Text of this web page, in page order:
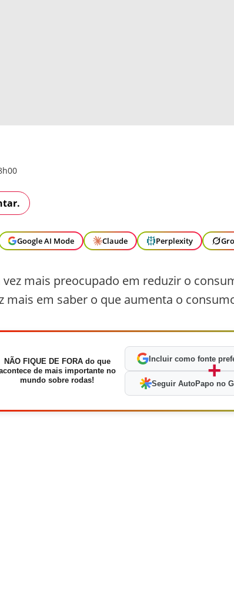
Google AI Mode Claude Perplexity
mais preocupado em reduzir o
mais em saber o que aumenta o
NÃO FIQUE DE FORA do que
de mais importante no
mundo sobre rodas!
Incluir como fonte+
Seguir AutoPapo no